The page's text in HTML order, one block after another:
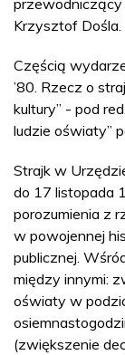
Krzysztof Dośla.
Częścią
’80. Rzecz o
kultury” - pod
ludzie oświaty”
Strajk w
do 17 listopada
porozumienia z
w powojennej
publicznej.
między innymi:
oświaty w
(zwiększenie